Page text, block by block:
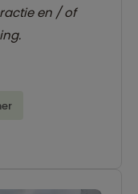
en / of